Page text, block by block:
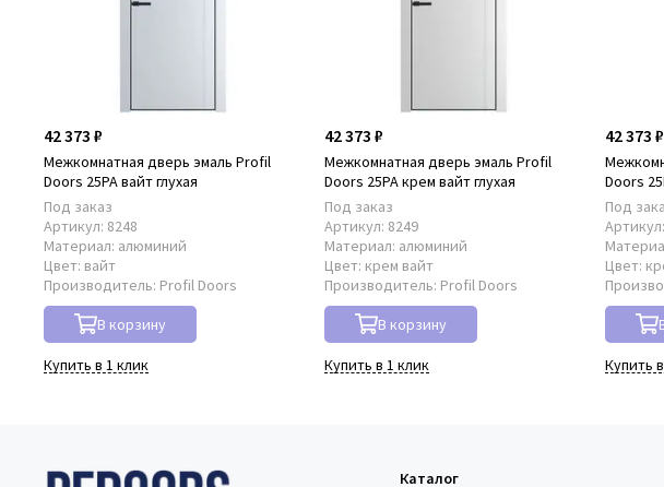
42 373 ₽
Межкомнатная дверь эмаль Profil
Doors 25PA вайт глухая
Под заказ
Артикул: 8248
Материал: алюминий
Цвет: вайт
Производитель: Profil Doors
В корзину
Купить в 1 клик
42 373 ₽
Межкомнатная дверь эмаль Profil
Doors 25PA крем вайт глухая
Под заказ
Артикул: 8249
Материал: алюминий
Цвет: крем вайт
Производитель: Profil Doors
В корзину
Купить в 1 клик
42 373 ₽
Doors
Под
Артикул:
Цвет:
Купить
Каталог